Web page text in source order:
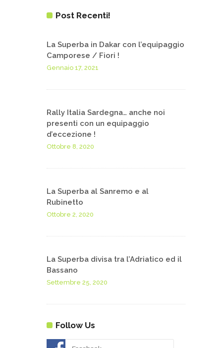
Post Recenti!
La Superba in Dakar con l’equipaggio
Camporese / Fiori !
Gennaio 17, 2021
Rally Italia Sardegna… anche noi
presenti con un equipaggio
d’eccezione !
Ottobre 8, 2020
La Superba al Sanremo e al
Rubinetto
Ottobre 2, 2020
La Superba divisa tra l’Adriatico ed il
Bassano
Settembre 25, 2020
Follow Us